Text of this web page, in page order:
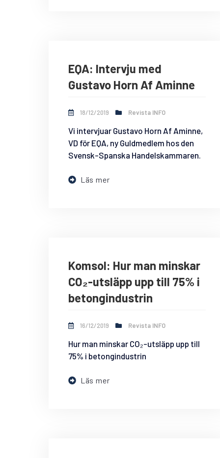
EQA: Intervju med
Gustavo Horn Af Aminne
18/12/2019 Revista INFO
Vi intervjuar Gustavo Horn Af Aminne,
VD för EQA, ny Guldmedlem hos den
Svensk-Spanska Handelskammaren.
Läs mer
Komsol: Hur man minskar
CO₂-utsläpp upp till 75% i
betongindustrin
16/12/2019 Revista INFO
Hur man minskar CO₂-utsläpp upp till
75% i betongindustrin
Läs mer